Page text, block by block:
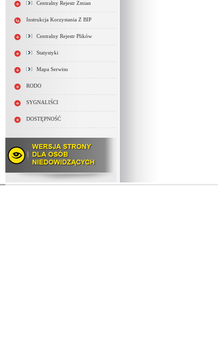
Centralny Rejestr Zmian
Instrukcja Korzystania Z BIP
Centralny Rejestr Plików
Statystyki
Mapa Serwisu
RODO
SYGNALIŚCI
DOSTĘPNOŚĆ